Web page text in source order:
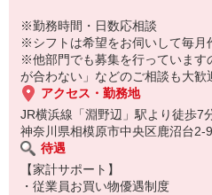
※勤務時間・日数応相談
※シフトは希望をお伺いして毎月
※他部門でも募集を行っています
が合わない」などのご相談も大歓
アクセス・勤務地
JR横浜線「淵野辺」駅より徒歩7
神奈川県相模原市中央区鹿沼台2-
待遇
【家計サポート】
・従業員お買い物優遇制度